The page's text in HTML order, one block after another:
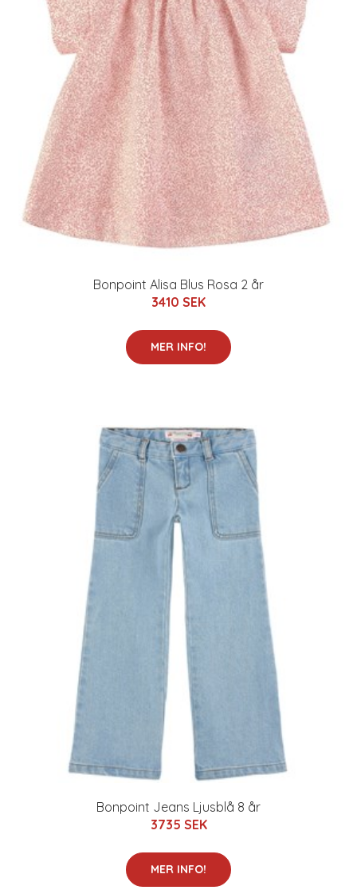
Bonpoint Alisa Blus Rosa 2 år
3410 SEK
MER INFO!
Bonpoint Jeans Ljusblå 8 år
3735 SEK
MER INFO!